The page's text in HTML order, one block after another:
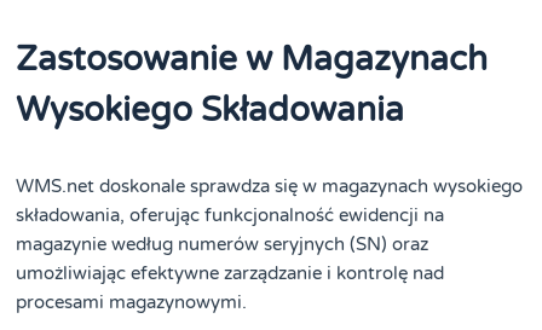
Zastosowanie w Magazynach
Wysokiego Składowania
WMS.net doskonale sprawdza się w magazynach wysokiego
składowania, oferując funkcjonalność ewidencji na
magazynie według numerów seryjnych (SN) oraz
umożliwiając efektywne zarządzanie i kontrolę nad
procesami magazynowymi​​.